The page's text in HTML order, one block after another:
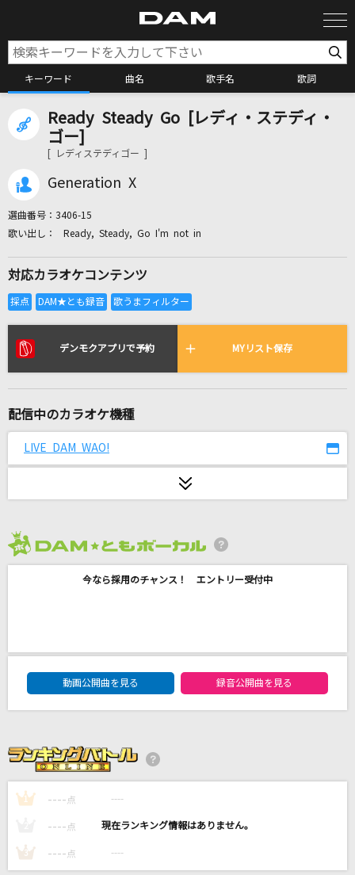
キーワード 曲名 歌手名 歌詞
カラオケ検索
カラオケ店舗検索
カラオケリクエスト
リアルタイムで歌われている曲の一覧
[生音]IGNITE
[生音]ボクノート
スキマスイッチ
ONE OK ROCK
お返事まだカナ？おじさん構文！
back number
GO!!!
FLOW
[生音]Get Wild
Ready Steady Go [レディ・ステディ・
ゴー]
[ レディステディゴー ]
Generation X
選曲番号： 3406-15
Ready, Steady, Go I'm not in
対応カラオケコンテンツ
デンモクアプリで予約 MYリスト保存
配信中のカラオケ機種
LIVE DAM WAO!
今なら採用のチャンス！ エントリー受付中
DAM★ともボーカルエントリーランキング
動画公開曲を見る
録音公開曲を見る
1 ---- 点 ----
---- 点 ----
3 ---- 点 ----